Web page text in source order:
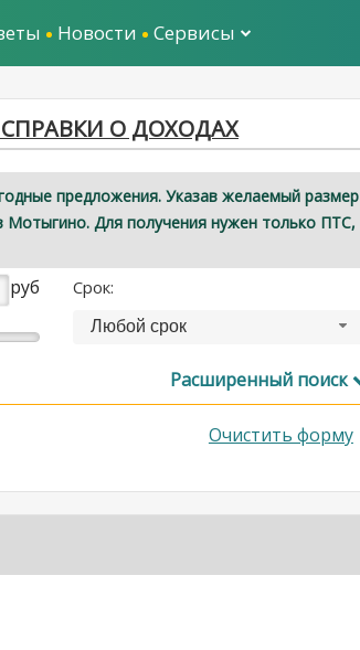
Новости Сервисы
О ДОХОДАХ
предложения. Указав желаемый размер
Мотыгино. Для получения нужен только ПТС,
руб Срок:
Любой срок
Расширенный поиск
Очистить форму